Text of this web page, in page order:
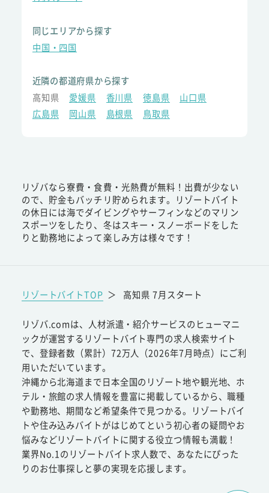
同じエリアから探す
中国・四国
近隣の都道府県から探す
高知県
愛媛県 香川県 徳島県
山口県
広島県
岡山県 島根県 鳥取県
リゾバなら寮費・食費・光熱費が無料！出費が少ない
ので、貯金もバッチリ貯められます。リゾートバイト
の休日には海でダイビングやサーフィンなどのマリン
スポーツをしたり、冬はスキー・スノーボードをした
りと勤務地によって楽しみ方は様々です！
リゾートバイトTOP ＞ 高知県 7月スタート
リゾバ.comは、人材派遣・紹介サービスのヒューマニ
ックが運営するリゾートバイト専門の求人検索サイト
で、登録者数（累計）72万人（2026年7月時点）にご利
用いただいています。
沖縄から北海道まで日本全国のリゾート地や観光地、ホ
テル・旅館の求人情報を豊富に掲載しているから、職種
や勤務地、期間など希望条件で見つかる。リゾートバイ
トや住み込みバイトがはじめてという初心者の疑問やお
悩みなどリゾートバイトに関する役立つ情報も満載！
業界No.1のリゾートバイト求人数で、あなたにぴった
りのお仕事探しと夢の実現を応援します。